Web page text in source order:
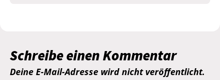
Schreibe einen Kommentar
Deine E-Mail-Adresse wird nicht veröffentlicht.